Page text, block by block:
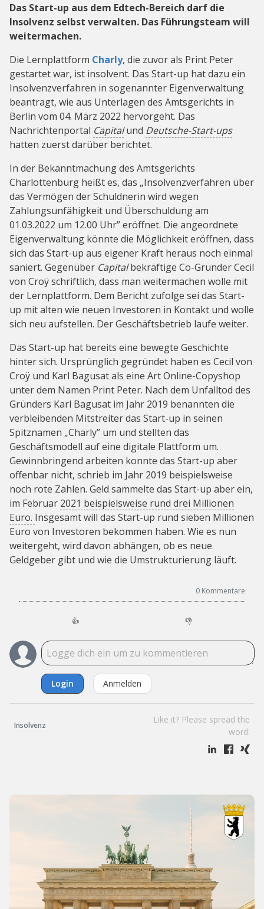
Das Start-up aus dem Edtech-Bereich darf die
Insolvenz selbst verwalten. Das Führungsteam will
weitermachen.
Die Lernplattform Charly, die zuvor als Print Peter
gestartet war, ist insolvent. Das Start-up hat dazu ein
Insolvenzverfahren in sogenannter Eigenverwaltung
beantragt, wie aus Unterlagen des Amtsgerichts in
Berlin vom 04. März 2022 hervorgeht. Das
Nachrichtenportal Capitalund Deutsche-Start-ups
hatten zuerst darüber berichtet.
In der Bekanntmachung des Amtsgerichts
Charlottenburg heißt es, das „Insolvenzverfahren über
das Vermögen der Schuldnerin wird wegen
Zahlungsunfähigkeit und Überschuldung am
01.03.2022 um 12.00 Uhr” eröffnet. Die angeordnete
Eigenverwaltung könnte die Möglichkeit eröffnen, dass
sich das Start-up aus eigener Kraft heraus noch einmal
saniert. Gegenüber Capitalbekräftige Co-Gründer Cecil
von Croÿ schriftlich, dass man weitermachen wolle mit
der Lernplattform. Dem Bericht zufolge sei das Start-
up mit alten wie neuen Investoren in Kontakt und wolle
sich neu aufstellen. Der Geschäftsbetrieb laufe weiter.
Das Start-up hat bereits eine bewegte Geschichte
hinter sich. Ursprünglich gegründet haben es Cecil von
Croÿ und Karl Bagusat als eine Art Online-Copyshop
unter dem Namen Print Peter. Nach dem Unfalltod des
Gründers Karl Bagusat im Jahr 2019 benannten die
verbleibenden Mitstreiter das Start-up in seinen
Spitznamen „Charly” um und stellten das
Geschäftsmodell auf eine digitale Plattform um.
Gewinnbringend arbeiten konnte das Start-up aber
offenbar nicht, schrieb im Jahr 2019 beispielsweise
noch rote Zahlen. Geld sammelte das Start-up aber ein,
im Februar 2021 beispielsweise rund drei Millionen
Euro. Insgesamt will das Start-up rund sieben Millionen
Euro von Investoren bekommen haben. Wie es nun
weitergeht, wird davon abhängen, ob es neue
Geldgeber gibt und wie die Umstrukturierung läuft.
0 Kommentare
👍 👎
Login Anmelden
Insolvenz
Like it? Please spread the
word: